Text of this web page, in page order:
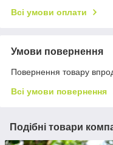
Всі умови оплати
Умови повернення
Повернення товару
Всі умови повернення
Подібні товари